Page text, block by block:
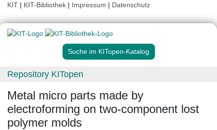
KIT | KIT-Bibliothek | Impressum | Datenschutz
Suche im KITopen-Katalog
Repository KITopen
Metal micro parts made by
electroforming on two-component lost
polymer molds